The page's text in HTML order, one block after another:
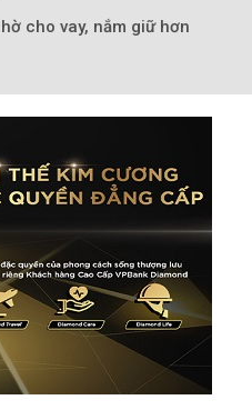
cho vay, nắm giữ hơn